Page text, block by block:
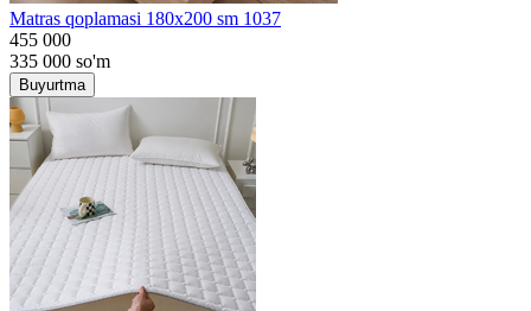
Matras qoplamasi 180x200 sm 1037
455 000
335 000 so'm
Buyurtma